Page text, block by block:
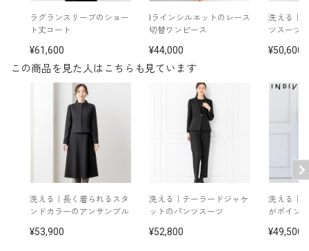
その他
※モデル着用
ネックレス：5619896-10
5652897-10
※モデル：身長166cm 9号着用
■ワンピース（単位:cm）
バスト 肩幅 袖丈
37.5
この商品を見た人はこちらも見ています
洗える｜長く着られるスタ
ンドカラーのアンサンブル
53,900
洗える｜テーラードジャケ
ットのパンツスーツ
52,800
洗える｜
がポイン
49,500
ラグランスリーブのショー
ト丈コート
61,600
Iラインシルエットのレース
切替ワンピース
44,000
洗える｜
ツスーツ
50,600